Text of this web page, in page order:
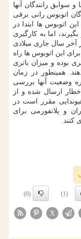
سوابق رانندگان آنها
اتوبوس رانی برقی
اتوبوس ها ابتدا در
اما به كارگیری
آخر سال جاری میلادی
این اتوبوس ها راه
بوده و میزان باتری
همینطور در زمان
وضعیت آنها بررسی
ارسال شده و از
مقرر است در
و پلاتفورمی برای
(1)
(0)
X